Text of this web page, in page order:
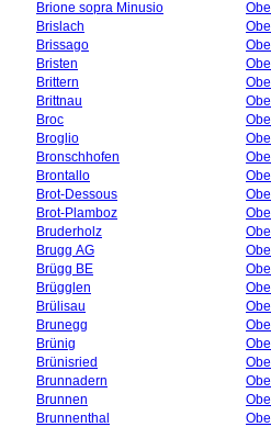
Brione sopra Minusio
Brislach
Brissago
Bristen
Brittern
Brittnau
Broc
Broglio
Bronschhofen
Brontallo
Brot-Dessous
Brot-Plamboz
Bruderholz
Brugg AG
Brügg BE
Brügglen
Brülisau
Brunegg
Brünig
Brünisried
Brunnadern
Brunnen
Brunnenthal